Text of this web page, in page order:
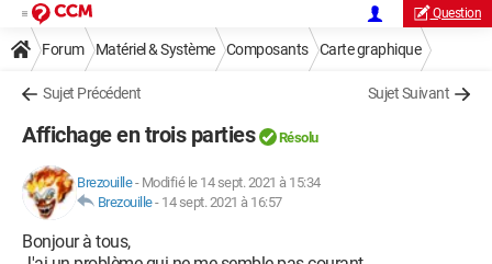
Question
Forum Matériel & Système Composants Carte graphique
Sujet Précédent Sujet Suivant
Affichage en trois parties Résolu
Brezouille- Modifié le 14 sept. 2021 à 15:34
Brezouille- 14 sept. 2021 à 16:57
Bonjour à tous,